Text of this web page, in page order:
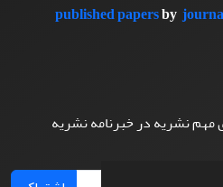
published papersby
مهم نشریه در خبرنامه نشریه